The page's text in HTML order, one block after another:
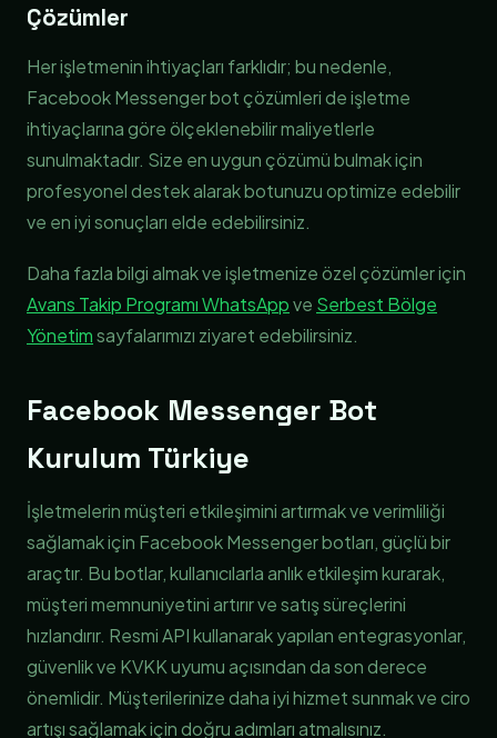
Çözümler
Her işletmenin ihtiyaçları farklıdır; bu nedenle,
Facebook Messenger bot çözümleri de işletme
ihtiyaçlarına göre ölçeklenebilir maliyetlerle
sunulmaktadır. Size en uygun çözümü bulmak için
profesyonel destek alarak botunuzu optimize edebilir
ve en iyi sonuçları elde edebilirsiniz.
Daha fazla bilgi almak ve işletmenize özel çözümler için
Avans Takip Programı WhatsAppve Serbest Bölge
Yönetimsayfalarımızı ziyaret edebilirsiniz.
Facebook Messenger Bot
Kurulum Türkiye
İşletmelerin müşteri etkileşimini artırmak ve verimliliği
sağlamak için Facebook Messenger botları, güçlü bir
araçtır. Bu botlar, kullanıcılarla anlık etkileşim kurarak,
müşteri memnuniyetini artırır ve satış süreçlerini
hızlandırır. Resmi API kullanarak yapılan entegrasyonlar,
güvenlik ve KVKK uyumu açısından da son derece
önemlidir. Müşterilerinize daha iyi hizmet sunmak ve ciro
artışı sağlamak için doğru adımları atmalısınız.